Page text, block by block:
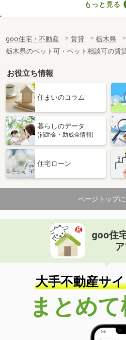
専有面積
20.28m²
間取り
1K
栃木県足利市助戸１
価 格
3.40万円
栃木県足利
専有面積 23.18m²
間取り
栃木県佐野市栃本町
住 所
栃木県佐野
専有面積 51.67m²
間取り
2LDK
栃木県下野市上大領
価 格
住 所
栃木県下野
専有面積 64.4m²
間取り
2LDK
栃木県宇都宮市宮原３
価 格
5.90万円
栃木県宇都
43.36m²
もっと見る
goo住宅・不動産 賃貸
栃木県
栃木県のペット可・ペット相談可の賃
お役立ち情報
住まいのコラム
暮らしのデータ
(補助金・助成金情報)
住宅ローン
ページトップ
goo住
大手不動産サ
まとめて